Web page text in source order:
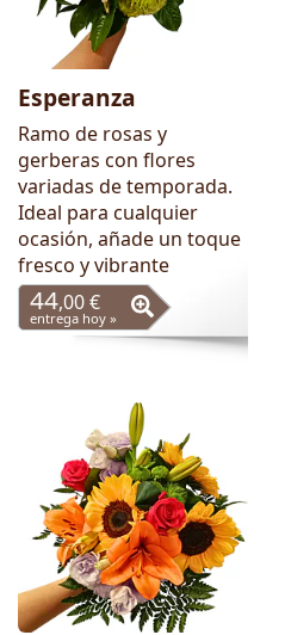
Esperanza
Ramo de rosas y
gerberas con flores
variadas de temporada.
Ideal para cualquier
ocasión, añade un toque
fresco y vibrante
44,00 €
entrega hoy »